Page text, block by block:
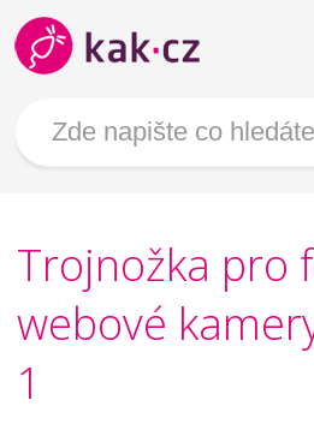
Trojnožka pro
webové
1